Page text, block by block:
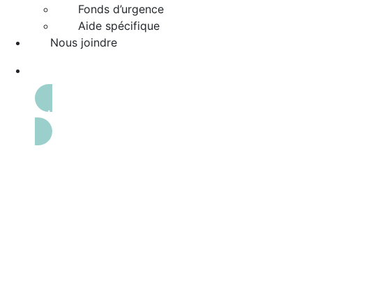
Fonds d’urgence
Aide spécifique
Nous joindre
Faire un don